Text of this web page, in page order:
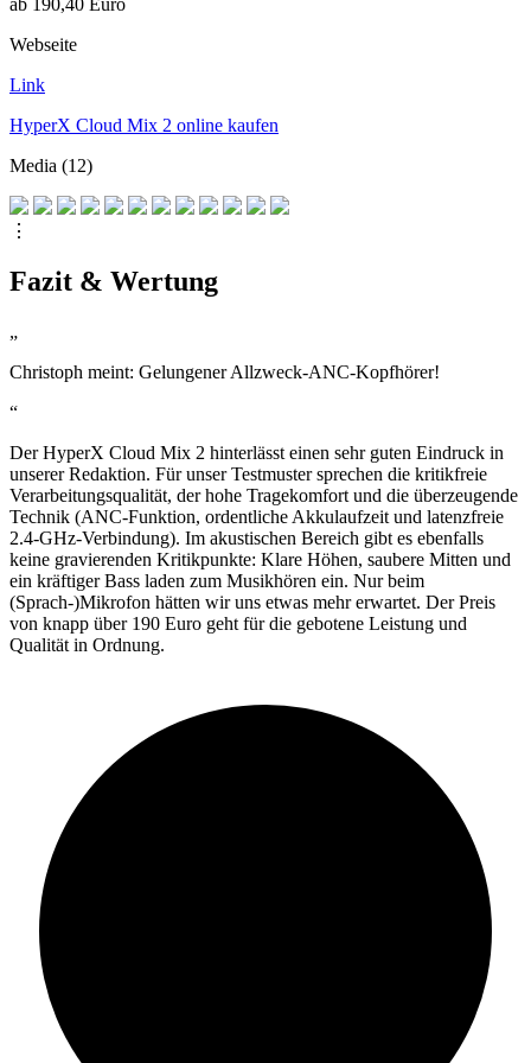
ab 190,40 Euro
Webseite
Link
HyperX Cloud Mix 2 online kaufen
Media (12)
⋮
Fazit & Wertung
„
Christoph meint: Gelungener Allzweck-ANC-Kopfhörer!
“
Der HyperX Cloud Mix 2 hinterlässt einen sehr guten Eindruck in
unserer Redaktion. Für unser Testmuster sprechen die kritikfreie
Verarbeitungsqualität, der hohe Tragekomfort und die überzeugende
Technik (ANC-Funktion, ordentliche Akkulaufzeit und latenzfreie
2.4-GHz-Verbindung). Im akustischen Bereich gibt es ebenfalls
keine gravierenden Kritikpunkte: Klare Höhen, saubere Mitten und
ein kräftiger Bass laden zum Musikhören ein. Nur beim
(Sprach-)Mikrofon hätten wir uns etwas mehr erwartet. Der Preis
von knapp über 190 Euro geht für die gebotene Leistung und
Qualität in Ordnung.
90%